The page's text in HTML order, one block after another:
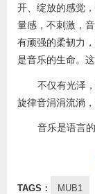
开、绽放的感觉
量感，不刺激，
有顽强的柔韧力
是音乐的生命。
不仅有光泽
旋律音涓涓流淌
音乐是语言
TAGS： MUB1